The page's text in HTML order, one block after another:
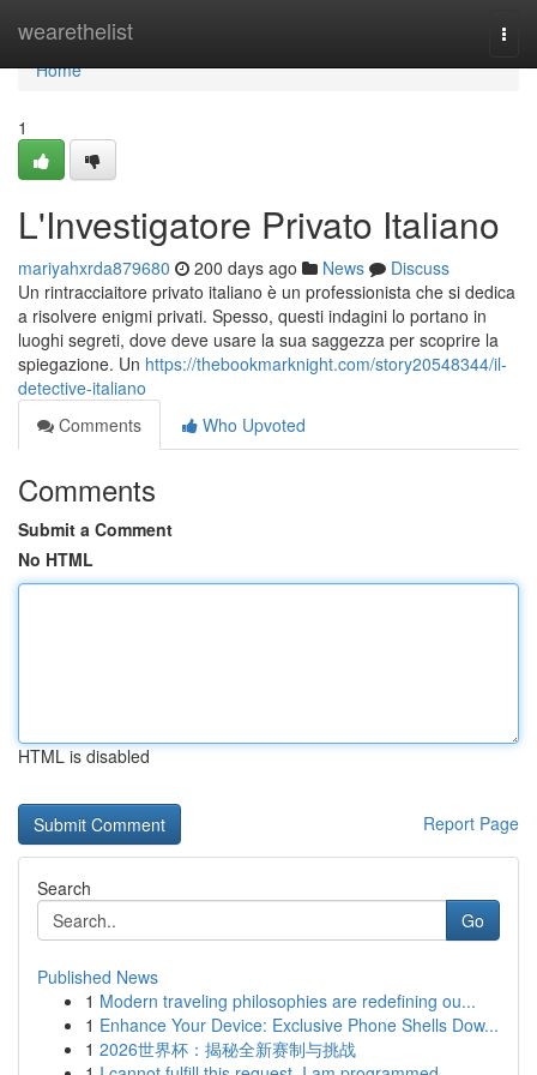
wearethelist
Home
Home
1
L'Investigatore Privato Italiano
mariyahxrda879680 200 days ago News
Discuss
Un rintracciaitore privato italiano è un professionista che si dedica
a risolvere enigmi privati. Spesso, questi indagini lo portano in
luoghi segreti, dove deve usare la sua saggezza per scoprire la
spiegazione. Un https://thebookmarknight.com/story20548344/il-
detective-italiano
Comments
Who Upvoted
Comments
Submit a Comment
No HTML
HTML is disabled
Report Page
Search
Go
Published News
1 Modern traveling philosophies are redefining ou...
1 Enhance Your Device: Exclusive Phone Shells Dow...
1 2026世界杯：揭秘全新赛制与挑战